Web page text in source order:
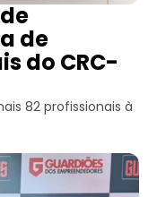
de
do CRC-
82 profissionais à